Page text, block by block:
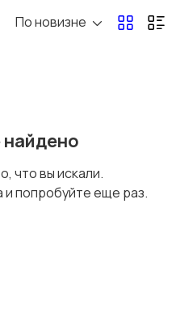
Купание
По новизне
найдено
что вы искали.
и попробуйте еще раз.